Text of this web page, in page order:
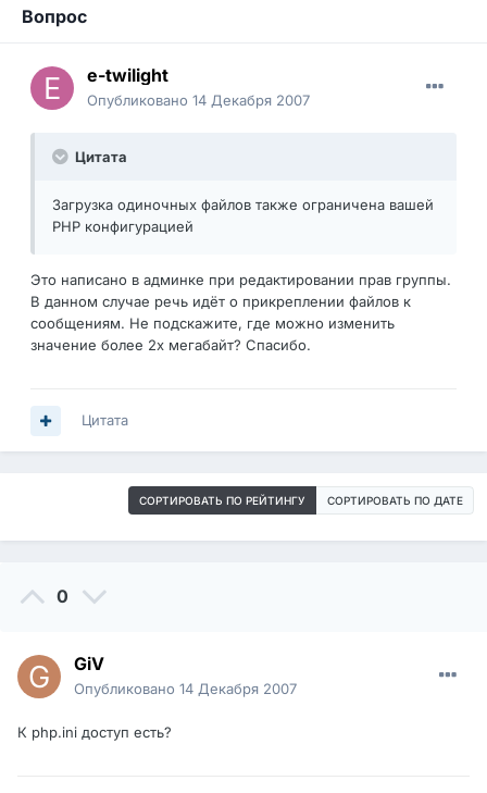
Вопрос
e-twilight
Опубликовано 14 Декабря 2007
Цитата
Загрузка одиночных файлов также ограничена вашей
PHP конфигурацией
Это написано в админке при редактировании прав группы.
В данном случае речь идёт о прикреплении файлов к
сообщениям. Не подскажите, где можно изменить
значение более 2х мегабайт? Спасибо.
Цитата
СОРТИРОВАТЬ ПО РЕЙТИНГУ СОРТИРОВАТЬ ПО ДАТЕ
0
GiV
Опубликовано 14 Декабря 2007
К php.ini доступ есть?